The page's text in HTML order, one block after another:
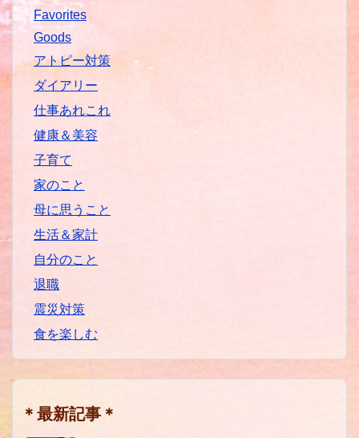
Favorites
Goods
アトピー対策
ダイアリー
仕事あれこれ
健康＆美容
子育て
家のこと
母に思うこと
生活＆家計
自分のこと
退職
震災対策
食を楽しむ
＊最新記事＊